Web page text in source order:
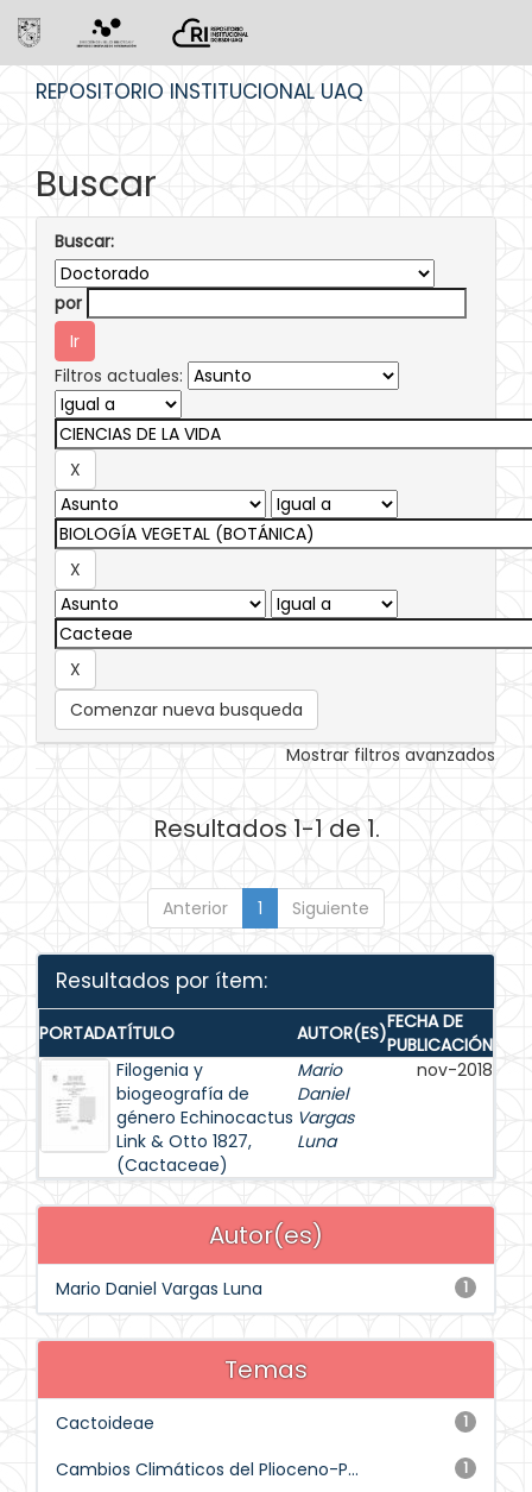
REPOSITORIO INSTITUCIONAL UAQ
Buscar
Buscar:
por
Filtros actuales:
Comenzar nueva busqueda
Mostrar filtros avanzados
Resultados 1-1 de 1.
Anterior 1 Siguiente
Resultados por ítem:
PORTADATÍTULO AUTOR(ES)FECHA DE
PUBLICACIÓN
Filogenia y
biogeografía de
género Echinocactus
Link & Otto 1827,
(Cactaceae)
Mario
Daniel
Vargas
Luna
nov-2018
Autor(es)
1
Mario Daniel Vargas Luna
Temas
1
Cactoideae
1
Cambios Climáticos del Plioceno-P...